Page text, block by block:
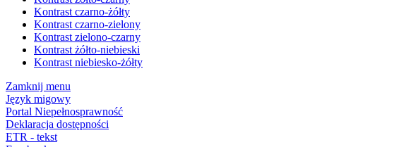
Kontrast czarno-żółty
Kontrast czarno-zielony
Kontrast zielono-czarny
Kontrast żółto-niebieski
Kontrast niebiesko-żółty
Zamknij menu
Język migowy
Portal Niepełnosprawność
Deklaracja dostępności
ETR - tekst